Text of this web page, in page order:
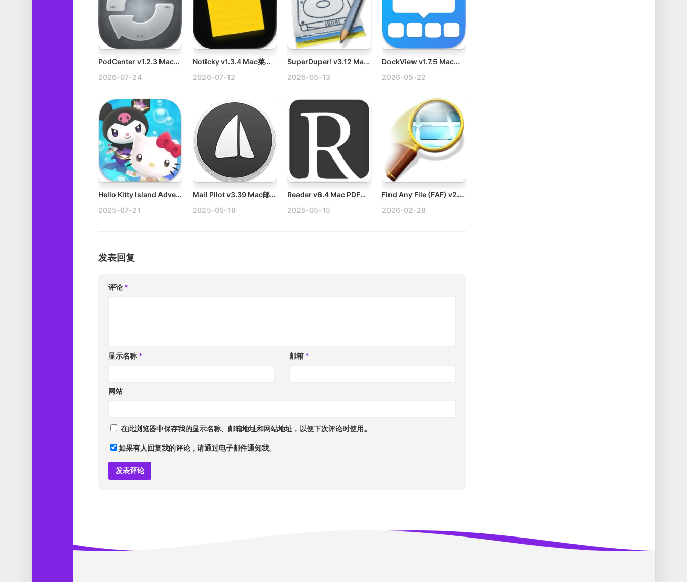
PodCenter v1.2.3 Mac音乐管理工具破解版
2026-07-24
Noticky v1.3.4 Mac菜单栏便签破解版
2026-07-12
SuperDuper! v3.12 Mac数据恢复备份工具
2026-05-13
DockView v1.7.5 Mac窗口预览工具破解版
2026-05-22
Hello Kitty Island Adventure v2.7.1 Mac孤岛冒险游戏破解
2025-07-21
Mail Pilot v3.39 Mac邮件客户端破解版
2025-05-18
Reader v6.4 Mac PDF阅读器破解版
2025-05-15
Find Any File (FAF) v2.6.1 Mac文件搜索增强工具下载
2026-02-28
发表回复
评论 *
显示名称 * 邮箱 *
网站
在此浏览器中保存我的显示名称、邮箱地址和网站地址，以便下次评论时使用。
如果有人回复我的评论，请通过电子邮件通知我。